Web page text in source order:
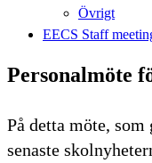
Övrigt
EECS Staff
Personalmöte
På detta möte, som
senaste